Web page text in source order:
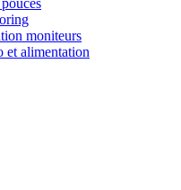
moniteurs
et alimentation